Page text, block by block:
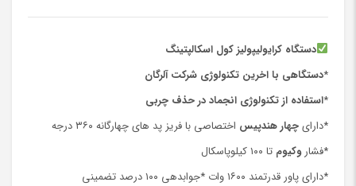
دستگاه کرایولیپولیز کول اسکالپتینگ
*دستگاهی با اخرین تکنولوژی شرکت آلرگان
*استفاده از تکنولوژی انجماد در حذف چربی
*دارایچهار هندپیس اختصاصی با فریز پد های چهارگانه ۳۶۰ درجه
*فشاروکیوم تا ۱۰۰ کیلوپاسکال
*دارای پاور قدرتمند ۱۶۰۰ وات *جوابدهی ۱۰۰ درصد تضمینی